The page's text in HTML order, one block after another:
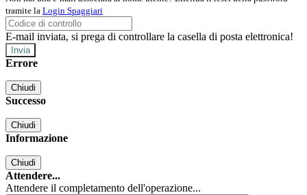
tramite la Login Spaggiari
E-mail inviata, si prega di controllare la casella di posta elettronica!
Errore
Chiudi
Successo
Chiudi
Informazione
Chiudi
Attendere...
Attendere il completamento dell'operazione...